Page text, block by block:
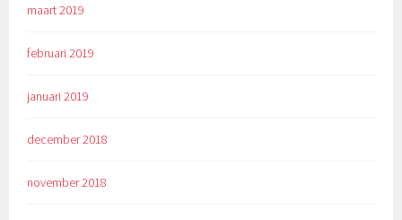
maart 2019
februari 2019
januari 2019
december 2018
november 2018